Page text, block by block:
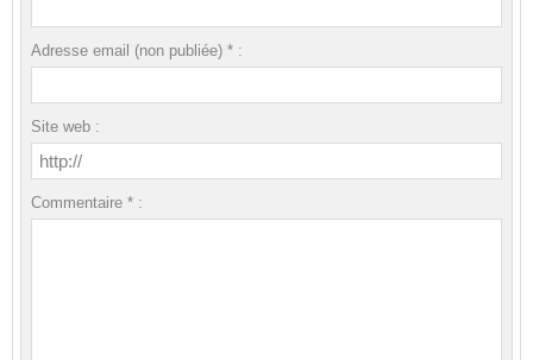
Adresse email (non publiée) * :
Site web :
Commentaire * :